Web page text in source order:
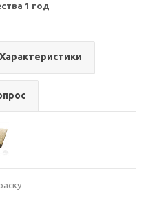
1 год
Характеристики